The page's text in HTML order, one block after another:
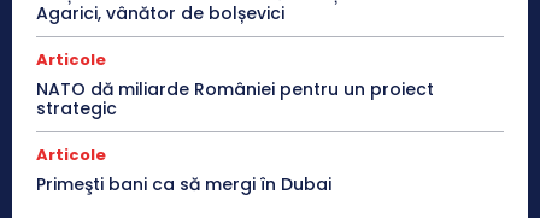
Agarici, vânător de bolșevici
Articole
NATO dă miliarde României pentru un proiect
strategic
Articole
Primeşti bani ca să mergi în Dubai